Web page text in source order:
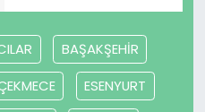
BAŞAKŞEHİR
ESENYURT